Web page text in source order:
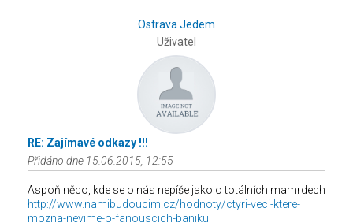
Ostrava Jedem
Uživatel
RE: Zajímavé odkazy !!!
Přidáno dne 15.06.2015, 12:55
Aspoň něco, kde se o nás nepíše jako o totálních mamrdech
http://www.namibudoucim.cz/hodnoty/ctyri-veci-ktere-
mozna-nevime-o-fanouscich-baniku